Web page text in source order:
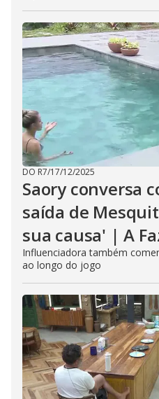
DO R7/17/12/2025
Saory conversa
saída de
sua causa' | A
Influenciadora também
ao longo do jogo